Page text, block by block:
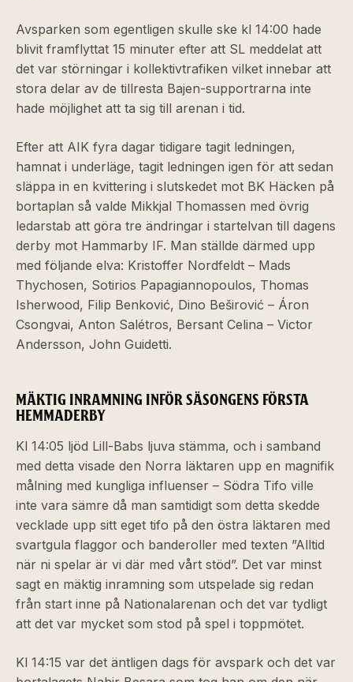
Avsparken som egentligen skulle ske kl 14:00 hade
blivit framflyttat 15 minuter efter att SL meddelat att
det var störningar i kollektivtrafiken vilket innebar att
stora delar av de tillresta Bajen-supportrarna inte
hade möjlighet att ta sig till arenan i tid.
Efter att AIK fyra dagar tidigare tagit ledningen,
hamnat i underläge, tagit ledningen igen för att sedan
släppa in en kvittering i slutskedet mot BK Häcken på
bortaplan så valde Mikkjal Thomassen med övrig
ledarstab att göra tre ändringar i startelvan till dagens
derby mot Hammarby IF. Man ställde därmed upp
med följande elva: Kristoffer Nordfeldt – Mads
Thychosen, Sotirios Papagiannopoulos, Thomas
Isherwood, Filip Benković, Dino Beširović – Áron
Csongvai, Anton Salétros, Bersant Celina – Victor
Andersson, John Guidetti.
MÄKTIG INRAMNING INFÖR SÄSONGENS FÖRSTA
HEMMADERBY
Kl 14:05 ljöd Lill-Babs ljuva stämma, och i samband
med detta visade den Norra läktaren upp en magnifik
målning med kungliga influenser – Södra Tifo ville
inte vara sämre då man samtidigt som detta skedde
vecklade upp sitt eget tifo på den östra läktaren med
svartgula flaggor och banderoller med texten ”Alltid
när ni spelar är vi där med vårt stöd”. Det var minst
sagt en mäktig inramning som utspelade sig redan
från start inne på Nationalarenan och det var tydligt
att det var mycket som stod på spel i toppmötet.
Kl 14:15 var det äntligen dags för avspark och det var